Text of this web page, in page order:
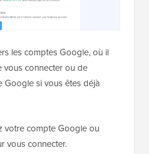
les comptes Google, où il
vous connecter ou de
Google si vous êtes déjà
votre compte Google ou
vous connecter.